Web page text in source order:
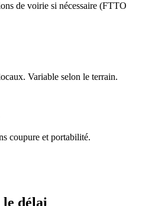
de voirie si nécessaire (FTTO
Variable selon le terrain.
coupure et portabilité.
délai